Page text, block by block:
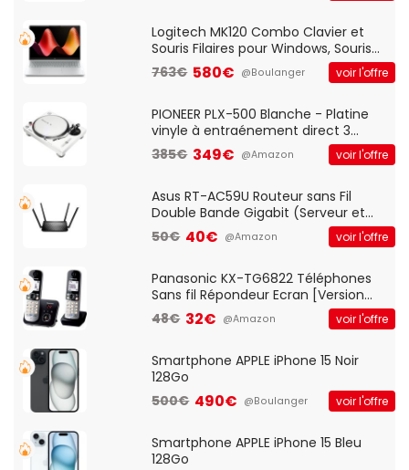
QWERTY UK - Noir
Logitech MK120 Combo Clavier et
Souris Filaires pour Windows, Souris
Optique Filaire, Connexion USB Plug
And Play, Confortable, Taille
QWERTY UK - Noir
763€ 580€ @Boulanger voir l'offre
PIONEER PLX-500 Blanche - Platine
vinyle à entraénement direct 3
vitesses (33-45-78 trs/min) avec
pre-ampli intégré et port USB
385€ 349€ @Amazon voir l'offre
Asus RT-AC59U Routeur sans Fil
Double Bande Gigabit (Serveur et
Client VPN, Triple Vlan, Mode Point
d'accès et Bridge, contrôle Parental,
50€ 40€ @Amazon voir l'offre
Panasonic KX-TG6822 Téléphones
Sans fil Répondeur Ecran [Version
Française]
48€ 32€ @Amazon voir l'offre
Smartphone APPLE iPhone 15 Noir
128Go
500€ 490€ @Boulanger voir l'offre
Smartphone APPLE iPhone 15 Bleu
128Go